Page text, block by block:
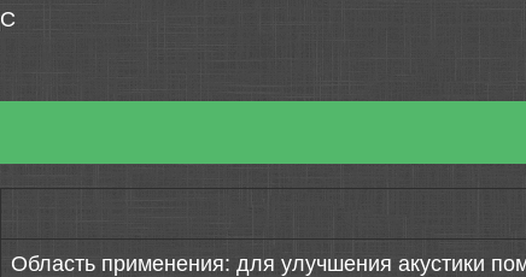
Область применения: для улучшения акустики